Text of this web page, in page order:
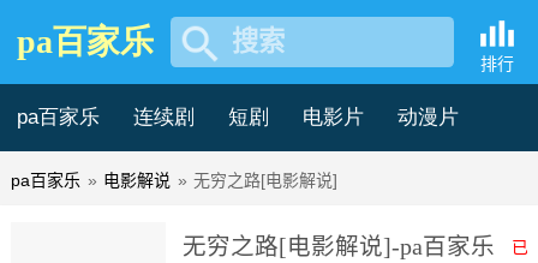
pa百家乐 搜索
排行
pa百家乐 连续剧 短剧 电影片 动漫片
记录片 综艺片
pa百家乐 » 电影解说 » 无穷之路[电影解说]
无穷之路[电影解说]-pa百家乐 已